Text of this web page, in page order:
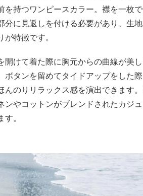
を持つワンピースカラー。襟を一枚
分に見返しを付ける必要があり、生
特徴です。
開けて着た際に胸元からの曲線が美し
ボタンを留めてタイドアップをした際
んのりリラックス感を演出できます
ンやコットンがブレンドされたカジ
す。